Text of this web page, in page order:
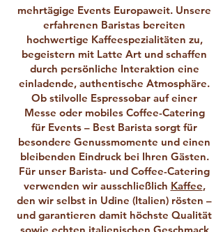
mehrtägige Events Europaweit. Unsere
erfahrenen Baristas bereiten
hochwertige Kaffeespezialitäten zu,
begeistern mit Latte Art und schaffen
durch persönliche Interaktion eine
einladende, authentische Atmosphäre.
Ob stilvolle Espressobar auf einer
Messe oder mobiles Coffee-Catering
für Events – Best Barista sorgt für
besondere Genussmomente und einen
bleibenden Eindruck bei Ihren Gästen.
Für unser Barista- und Coffee-Catering
verwenden wir ausschließlich Kaffee,
den wir selbst in Udine (Italien) rösten –
und garantieren damit höchste Qualität